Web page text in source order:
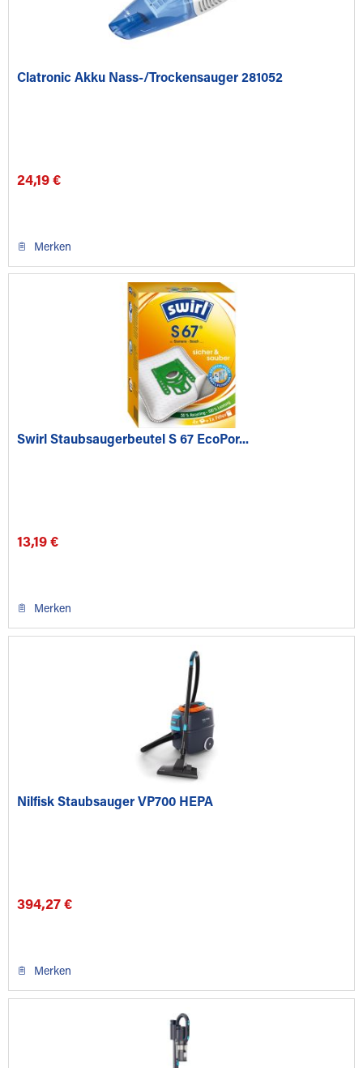
Clatronic Akku Nass-/Trockensauger 281052
24,19 €
Merken
Swirl Staubsaugerbeutel S 67 EcoPor...
13,19 €
Merken
Nilfisk Staubsauger VP700 HEPA
394,27 €
Merken